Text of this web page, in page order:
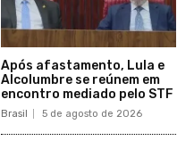
Após afastamento, Lula e
Alcolumbre se reúnem em
encontro mediado pelo STF
Brasil 5 de agosto de 2026